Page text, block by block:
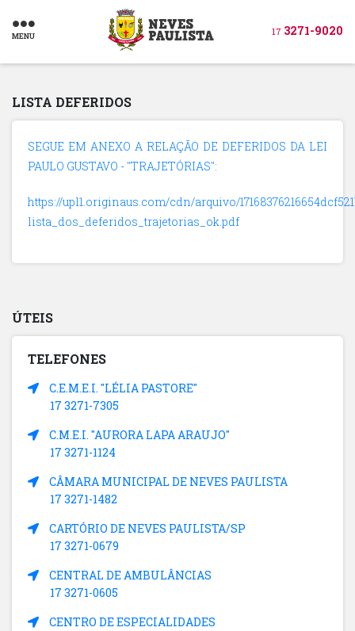
MENU 17 3271-9020
LISTA DEFERIDOS
SEGUE EM ANEXO A RELAÇÃO DE DEFERIDOS DA LEI
PAULO GUSTAVO - "TRAJETÓRIAS":
https://upl1.originaus.com/cdn/arquivo/
lista_dos_deferidos_trajetorias_ok.pdf
ÚTEIS
TELEFONES
C.E.M.E.I. "LÉLIA PASTORE"
17 3271-7305
C.M.E.I. "AURORA LAPA ARAUJO"
17 3271-1124
CÂMARA MUNICIPAL DE NEVES PAULISTA
17 3271-1482
CARTÓRIO DE NEVES PAULISTA/SP
17 3271-0679
CENTRAL DE AMBULÂNCIAS
17 3271-0605
CENTRO DE ESPECIALIDADES